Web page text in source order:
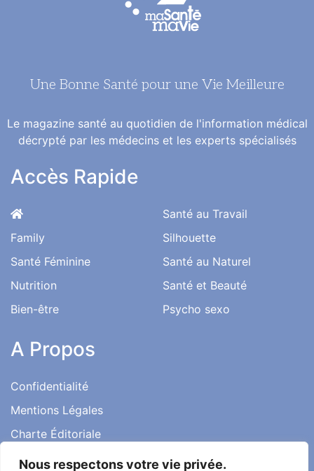
Nous respectons votre vie privée.
Une Bonne Santé pour une Vie Meilleure
Le magazine santé au quotidien de l'information médical
décrypté par les médecins et les experts spécialisés
Accès Rapide
Family
Santé Féminine
Nutrition
Bien-être
Santé au Travail
Silhouette
Santé au Naturel
Santé et Beauté
Psycho sexo
A Propos
Confidentialité
Mentions Légales
Charte Éditoriale
Conditions d’utilisation